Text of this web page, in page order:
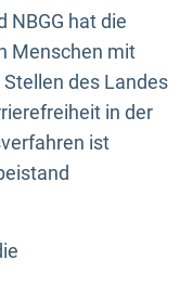
NBGG hat die
Menschen mit
des Landes
in der
ist